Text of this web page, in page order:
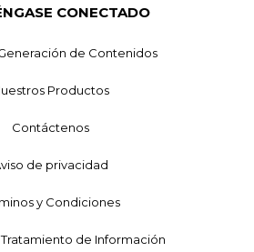
CONECTADO
de Contenidos
Productos
Contáctenos
de privacidad
y Condiciones
de Información